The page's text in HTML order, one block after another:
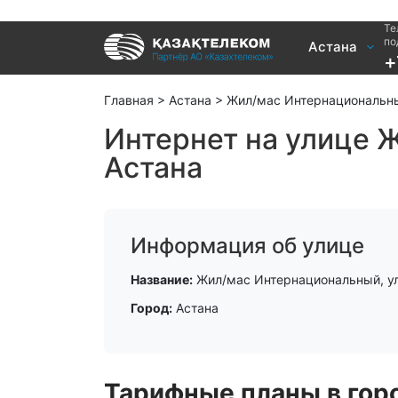
Астана
Услуги
Интернет и ТВ в частном доме
Интернет
TV+
Главная > Астана > Жил/мас
Интернет на улице
Астана
Информация об улице
Название: Жил/мас Интернациональный,
Город: Астана